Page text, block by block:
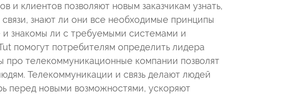
клиентов позволяют новым заказчикам узнать,
знают ли они все необходимые принципы
знакомы ли с требуемыми системами и
помогут потребителям определить лидера
про телекоммуникационные компании позволят
Телекоммуникации и связь делают людей
перед новыми возможностями, ускоряют